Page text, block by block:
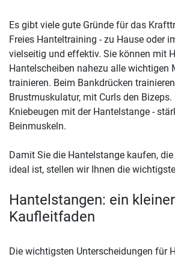
Es gibt viele gute Gründe für das
Freies Hanteltraining - zu Hause oder
vielseitig und effektiv. Sie können mit
Hantelscheiben nahezu alle wichtigen
trainieren. Beim Bankdrücken
Brustmuskulatur, mit Curls den
Kniebeugen mit der Hantelstange -
Beinmuskeln.
Damit Sie die Hantelstange kaufen,
ideal ist, stellen wir Ihnen die
Hantelstangen: ein kleiner
Kaufleitfaden
Die wichtigsten Unterscheidungen für